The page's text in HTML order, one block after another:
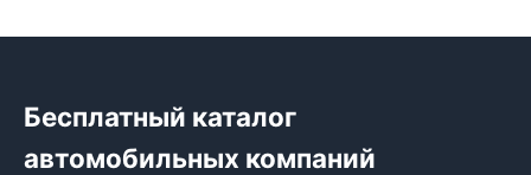
Бесплатный каталог
автомобильных компаний